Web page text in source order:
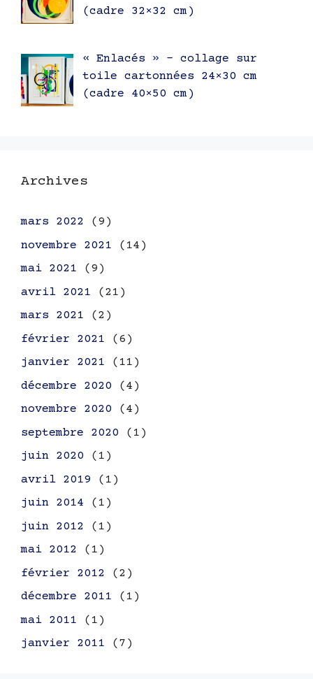
(cadre 32×32 cm)
« Enlacés » – collage sur
toile cartonnées 24×30 cm
(cadre 40×50 cm)
Archives
mars 2022
(9)
novembre 2021 (14)
mai 2021 (9)
avril 2021 (21)
mars 2021 (2)
février 2021 (6)
janvier 2021 (11)
décembre 2020 (4)
novembre 2020 (4)
septembre 2020 (1)
juin 2020 (1)
avril 2019 (1)
juin 2014 (1)
juin 2012
(1)
mai 2012
(1)
février 2012
(2)
décembre 2011 (1)
mai 2011 (1)
janvier 2011 (7)